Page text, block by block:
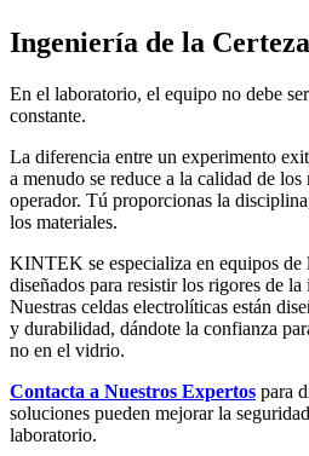
Ingeniería de la Certeza
En el laboratorio, el equipo no debe
constante.
La diferencia entre un experimento
a menudo se reduce a la calidad de
operador. Tú proporcionas la
los materiales.
KINTEK se especializa en equipos de
diseñados para resistir los rigores de
Nuestras celdas electrolíticas están
y durabilidad, dándote la confianza
no en el vidrio.
Contacta a Nuestros Expertos para
soluciones pueden mejorar la
laboratorio.